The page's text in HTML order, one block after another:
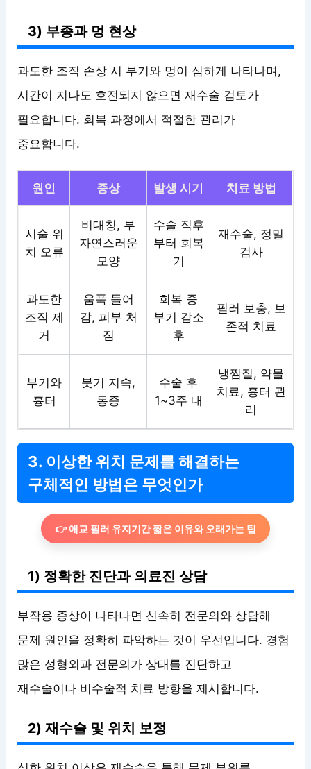
3) 부종과 멍 현상
과도한 조직 손상 시 부기와 멍이 심하게 나타나며,
시간이 지나도 호전되지 않으면 재수술 검토가
필요합니다. 회복 과정에서 적절한 관리가
중요합니다.
원인 증상 발생 시기 치료 방법
시술 위
치 오류
비대칭, 부
자연스러운
모양
수술 직후
부터 회복
기
재수술, 정밀
검사
과도한
조직 제
거
움푹 들어
감, 피부 처
짐
회복 중
부기 감소
후
필러 보충, 보
존적 치료
부기와
흉터
붓기 지속,
통증
수술 후
1~3주 내
냉찜질, 약물
치료, 흉터 관
리
3. 이상한 위치 문제를 해결하는
구체적인 방법은 무엇인가
👉 애교 필러 유지기간 짧은 이유와 오래가는 팁
1) 정확한 진단과 의료진 상담
부작용 증상이 나타나면 신속히 전문의와 상담해
문제 원인을 정확히 파악하는 것이 우선입니다. 경험
많은 성형외과 전문의가 상태를 진단하고
재수술이나 비수술적 치료 방향을 제시합니다.
2) 재수술 및 위치 보정